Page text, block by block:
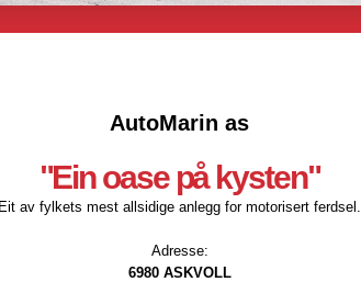
AutoMarin as
"Ein oase på kysten"
Eit av fylkets mest allsidige anlegg for motorisert ferdsel.
Adresse:
6980 ASKVOLL